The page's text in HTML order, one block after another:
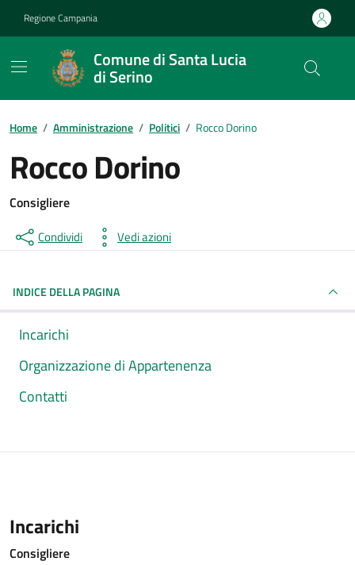
Regione Campania
Comune di Santa Lucia
di Serino
Home / Amministrazione / Politici / Rocco Dorino
Rocco Dorino
Consigliere
Condividi Vedi azioni
INDICE DELLA PAGINA
Incarichi
Organizzazione di Appartenenza
Contatti
Incarichi
Consigliere